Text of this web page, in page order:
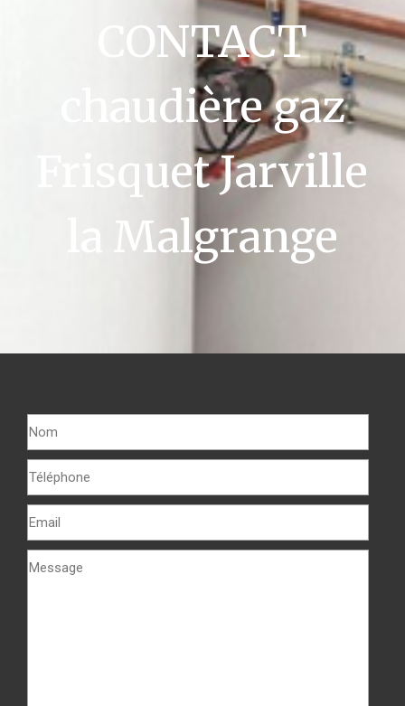
CONTACT
chaudière gaz
Frisquet Jarville
la Malgrange